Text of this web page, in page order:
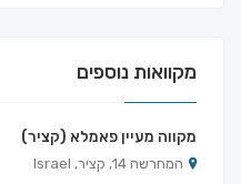
מקוואות נוספים
מקווה מעיין פאמלא (קציר)
המחרשה 14, קציר, Israel